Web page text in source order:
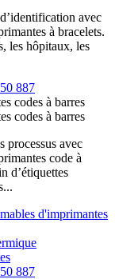
avec
à bracelets.
les hôpitaux, les
887
codes à barres
codes à barres
processus avec
code à
d’étiquettes
d'imprimantes
887